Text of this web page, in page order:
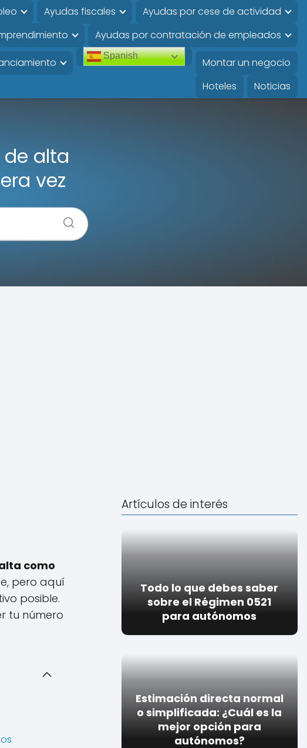
Ayudas fiscales
Ayudas por cese de actividad
Ayudas por contratación de empleados
Spanish
Montar un negocio
Hoteles
Noticias
alta
vez
como
pero aquí
posible.
tu número
Artículos de interés
Todo lo que debes saber
sobre el Régimen 0521
para autónomos
Estimación directa normal
o simplificada: ¿Cuál es la
mejor opción para
autónomos?